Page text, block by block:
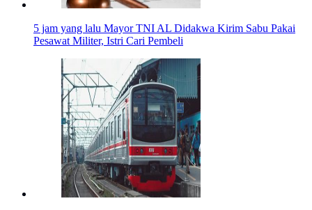
5 jam yang lalu Mayor TNI AL Didakwa Kirim Sabu Pakai
Pesawat Militer, Istri Cari Pembeli